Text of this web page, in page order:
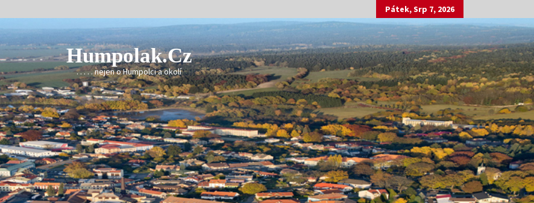
Pátek, Srp 7, 2026
Humpolak.cz
. . . . . nejen o Humpolci a okolí